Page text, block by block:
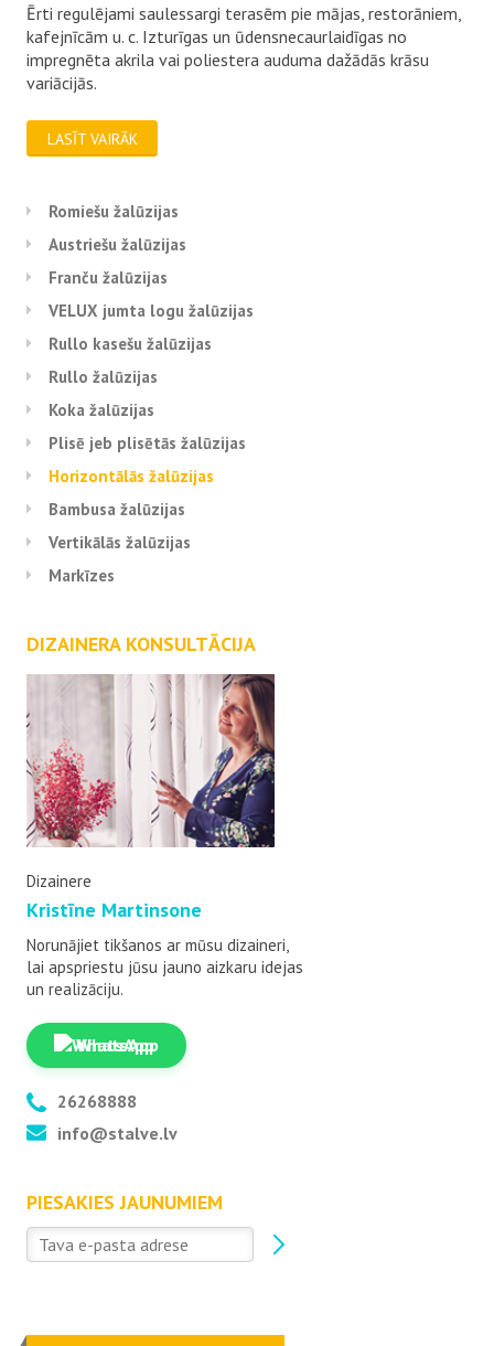
Romiešu žalūzijas
Austriešu žalūzijas
Franču žalūzijas
VELUX jumta logu žalūzijas
Rullo kasešu žalūzijas
Rullo žalūzijas
Koka žalūzijas
Plisē jeb plisētās žalūzijas
Horizontālās žalūzijas
Bambusa žalūzijas
Vertikālās žalūzijas
Markīzes
DIZAINERA KONSULTĀCIJA
Dizainere
Kristīne Martinsone
Norunājiet tikšanos ar mūsu dizaineri,
lai apspriestu jūsu jauno aizkaru idejas
un realizāciju.
WhatsApp
26268888
info@stalve.lv
PIESAKIES JAUNUMIEM
Ērti regulējami saulessargi terasēm pie mājas, restorāniem,
kafejnīcām u. c. Izturīgas un ūdensnecaurlaidīgas no
impregnēta akrila vai poliestera auduma dažādās krāsu
variācijās.
LASĪT VAIRĀK